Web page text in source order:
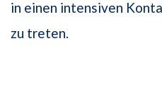
in einen intensiven
zu treten.